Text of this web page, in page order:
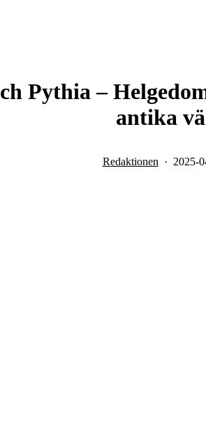
Pythia –
antika
Redaktionen 2025-